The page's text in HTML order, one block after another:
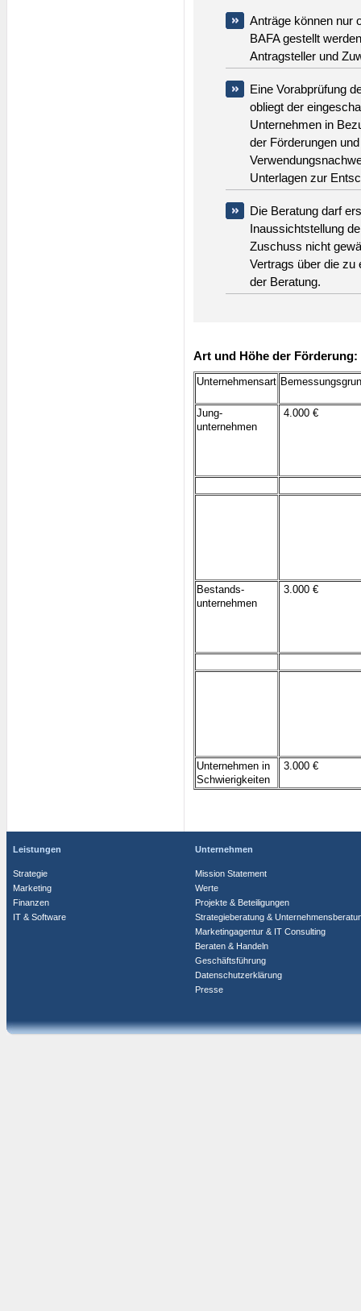
Anträge können nur
BAFA gestellt
Antragsteller und
Eine Vorabprüfung
obliegt der
Unternehmen in
der Förderungen
Unterlagen zur
Die Beratung darf
Inaussichtstellung
Zuschuss nicht
Vertrags über die zu
der Beratung.
Art und Höhe der Förderung:
Unternehmensart
Jung-
unternehmen
4.000 €
Bestands-
unternehmen
3.000 €
Unternehmen in
Schwierigkeiten
3.000 €
Leistungen
Strategie
Marketing
Finanzen
IT & Software
Unternehmen
Mission Statement
Werte
Projekte & Beteiligungen
Strategieberatung &
Marketingagentur & IT Consulting
Beraten & Handeln
Geschäftsführung
Datenschutzerklärung
Presse